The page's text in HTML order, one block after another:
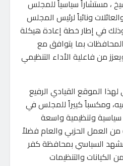
، مستشاراً سياسياً للمجلس
ونائباً لرئيس المجلس
في إطار خطة إعادة هيكلة
المحافظات بما يتوافق مع
من فاعلية الأداء التنظيمي
لهذا الموقع القيادي الرفيع
ومكسباً كبيراً للمجلس في
وتنظيمية واسعة
العمل الحزبي والعام فضلاً
السياسي بمحافظة كفر
والتنظيمات